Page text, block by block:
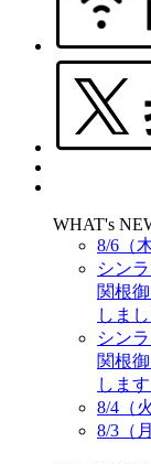
WHAT's
8/6（
シン
関根
しまし
シン
関根
します
8/4（
8/3（